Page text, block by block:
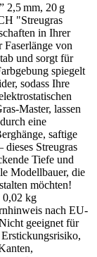
2,5 mm, 20 g
"Streugras
in Ihrer
von
und sorgt für
spiegelt
sodass Ihre
Master, lassen
eine
saftige
dieses Streugras
Tiefe und
Modellbauer, die
möchten!
0,02 kg
nach EU-
geeignet für